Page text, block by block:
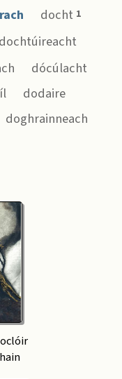
docht 1
dochtúireacht
dócúlacht
dodaire
doghrainneach